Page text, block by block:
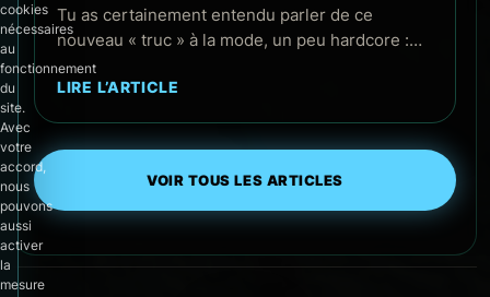
Tu as certainement entendu parler de ce
nouveau « truc » à la mode, un peu hardcore :…
LIRE L’ARTICLE
VOIR TOUS LES ARTICLES
cookies
nécessaires
au
fonctionnement
du
site.
Avec
votre
accord,
nous
pouvons
aussi
activer
la
mesure